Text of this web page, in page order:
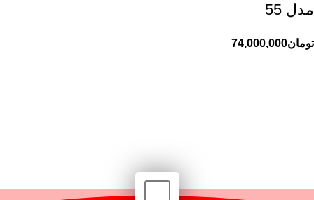
مدل 55
تومان74,000,000